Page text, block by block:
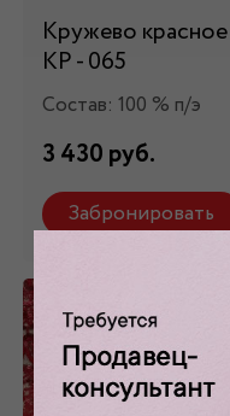
Кружево красное
КР - 065
Состав: 100 % п/э
3 430 руб.
Забронировать